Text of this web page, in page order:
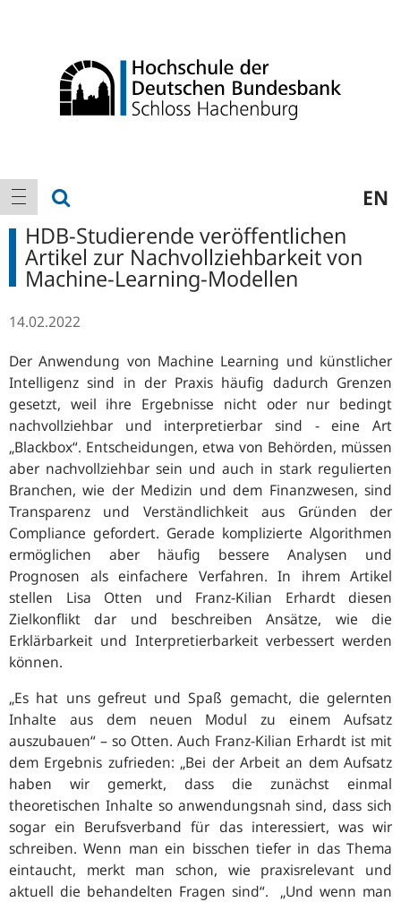
Hauptnavigation
Navigation anzeigen EN
HDB-Studierende veröffentlichen
Artikel zur Nachvollziehbarkeit von
Machine-Learning-Modellen
14.02.2022
Der Anwendung von Machine Learning und künstlicher
Intelligenz sind in der Praxis häufig dadurch Grenzen
gesetzt, weil ihre Ergebnisse nicht oder nur bedingt
nachvollziehbar und interpretierbar sind - eine Art
„Blackbox“. Entscheidungen, etwa von Behörden, müssen
aber nachvollziehbar sein und auch in stark regulierten
Branchen, wie der Medizin und dem Finanzwesen, sind
Transparenz und Verständlichkeit aus Gründen der
Compliance gefordert. Gerade komplizierte Algorithmen
ermöglichen aber häufig bessere Analysen und
Prognosen als einfachere Verfahren. In ihrem Artikel
stellen Lisa Otten und Franz-Kilian Erhardt diesen
Zielkonflikt dar und beschreiben Ansätze, wie die
Erklärbarkeit und Interpretierbarkeit verbessert werden
können.
„Es hat uns gefreut und Spaß gemacht, die gelernten
Inhalte aus dem neuen Modul zu einem Aufsatz
auszubauen“ – so Otten. Auch Franz-Kilian Erhardt ist mit
dem Ergebnis zufrieden: „Bei der Arbeit an dem Aufsatz
haben wir gemerkt, dass die zunächst einmal
theoretischen Inhalte so anwendungsnah sind, dass sich
sogar ein Berufsverband für das interessiert, was wir
schreiben. Wenn man ein bisschen tiefer in das Thema
eintaucht, merkt man schon, wie praxisrelevant und
aktuell die behandelten Fragen sind“. „Und wenn man